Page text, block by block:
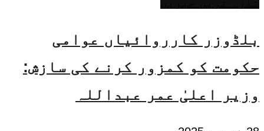
بلڈوزر کارروائیاں عوامی
حکومت کو کمزور کرنے کی سازش:
وزیر اعلیٰ عمر عبداللہ